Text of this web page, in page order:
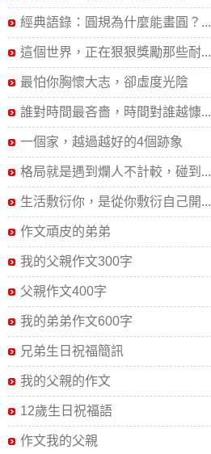
經典語錄：圓規為什麼能畫圓？...
這個世界，正在狠狠獎勵那些耐...
最怕你胸懷大志，卻虛度光陰
誰對時間最吝嗇，時間對誰越慷...
一個家，越過越好的4個跡象
格局就是遇到爛人不計較，碰到...
生活敷衍你，是從你敷衍自己開...
作文頑皮的弟弟
我的父親作文300字
父親作文400字
我的弟弟作文600字
兄弟生日祝福簡訊
我的父親的作文
12歲生日祝福語
作文我的父親